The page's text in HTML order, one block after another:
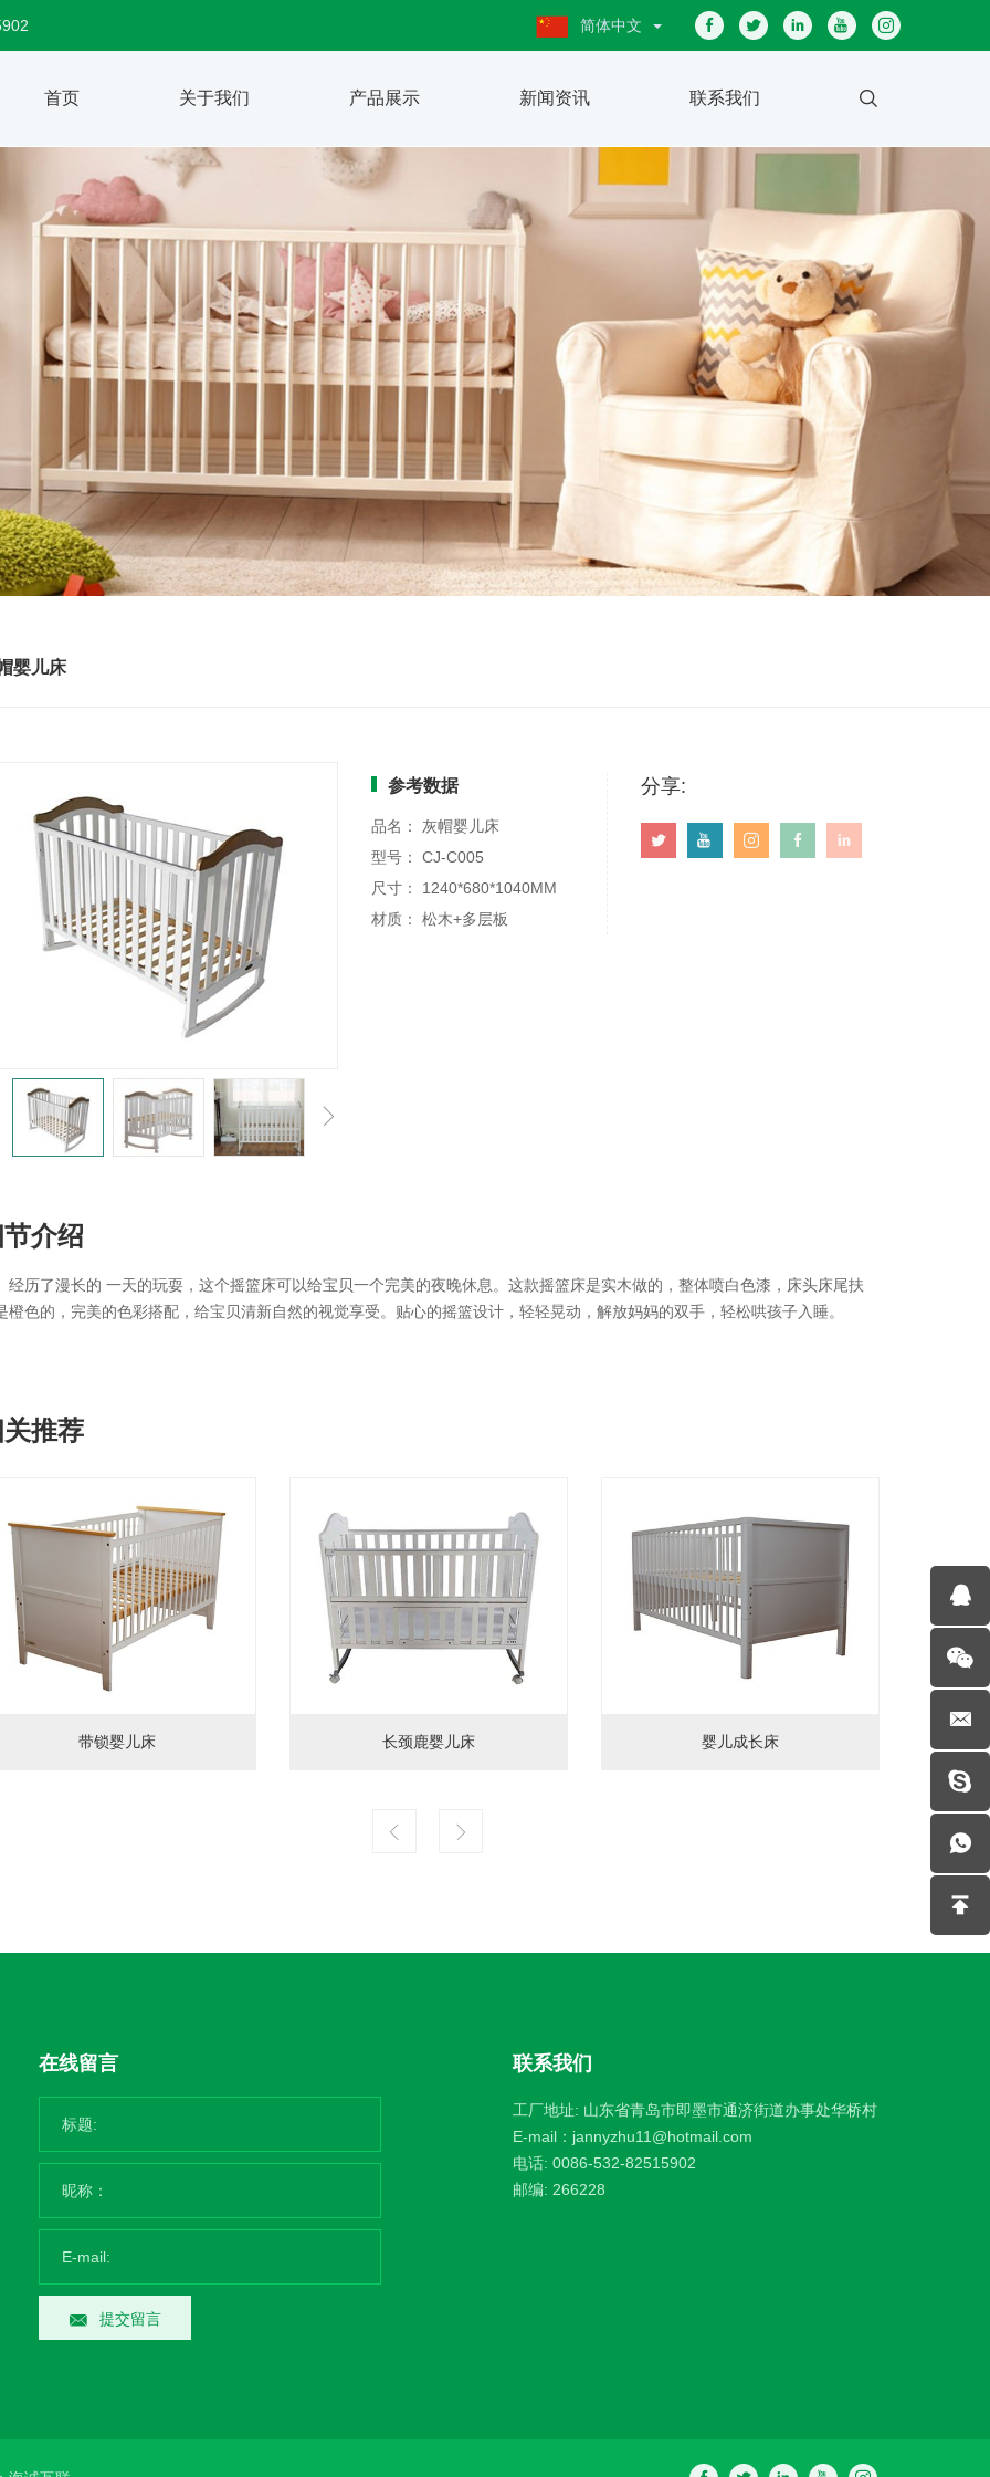
简体中文
首页 关于我们 产品展示 新闻资讯 联系我们
婴儿床
参考数据
品名： 灰帽婴儿床
型号： CJ-C005
尺寸： 1240*680*1040MM
材质： 松木+多层板
分享:
介绍
经历了漫长的 一天的玩耍，这个摇篮床可以给宝贝一个完美的夜晚休息。这款摇篮床是实木做的，整体喷白色漆，床头床尾扶
橙色的，完美的色彩搭配，给宝贝清新自然的视觉享受。贴心的摇篮设计，轻轻晃动，解放妈妈的双手，轻松哄孩子入睡。
推荐
带锁婴儿床 长颈鹿婴儿床 婴儿成长床
在线留言
提交留言
联系我们
工厂地址: 山东省青岛市即墨市通济街道办事处华桥村
E-mail： jannyzhu11@hotmail.com
电话:0086-532-82515902
邮编: 266228